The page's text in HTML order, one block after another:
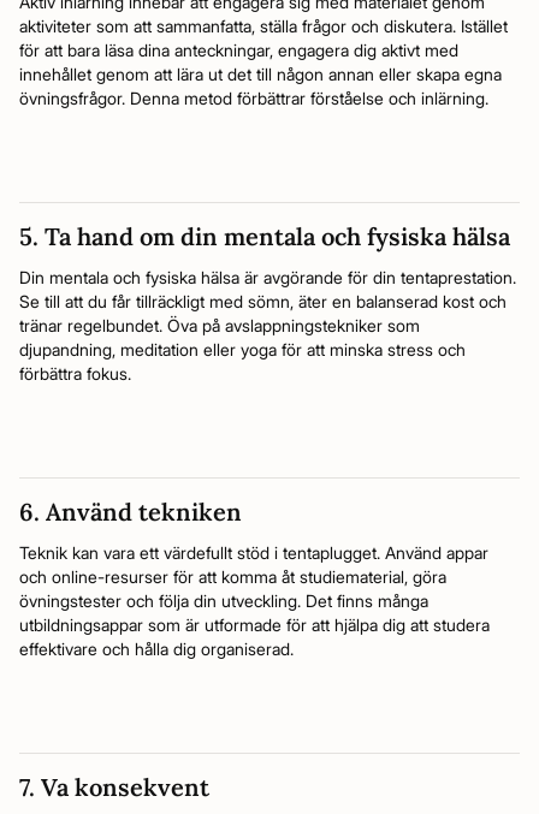
aktiviteter som att sammanfatta, ställa frågor och diskutera. Istället
för att bara läsa dina anteckningar, engagera dig aktivt med
innehållet genom att lära ut det till någon annan eller skapa egna
övningsfrågor. Denna metod förbättrar förståelse och inlärning.
5. Ta hand om din mentala och fysiska hälsa
Din mentala och fysiska hälsa är avgörande för din tentaprestation.
Se till att du får tillräckligt med sömn, äter en balanserad kost och
tränar regelbundet. Öva på avslappningstekniker som
djupandning, meditation eller yoga för att minska stress och
förbättra fokus.
6. Använd tekniken
Teknik kan vara ett värdefullt stöd i tentaplugget. Använd appar
och online-resurser för att komma åt studiematerial, göra
övningstester och följa din utveckling. Det finns många
utbildningsappar som är utformade för att hjälpa dig att studera
effektivare och hålla dig organiserad.
7. Va konsekvent